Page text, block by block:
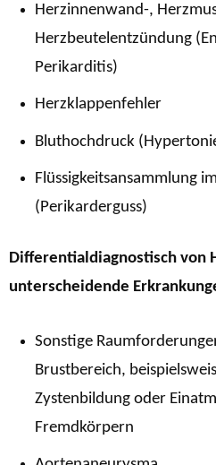
Herzinnenwand-,
Herzbeutelentzündung
Perikarditis)
Herzklappenfehler
Bluthochdruck
Flüssigkeitsansammlung
(Perikarderguss)
Differentialdiagnostisch von
unterscheidende
Sonstige
Brustbereich,
Zystenbildung oder
Fremdkörpern